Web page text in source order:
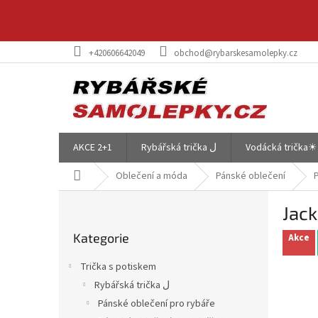
+420606642049 obchod@rybarskesamolepky.cz
AKCE 2+1 Rybářská trička ل Vodácká trička☀
Domů Oblečení a móda Pánské oblečení
kategorie
Kategorie
Trička s potiskem
Rybářská trička ل
Pánské oblečení pro rybáře
Akce